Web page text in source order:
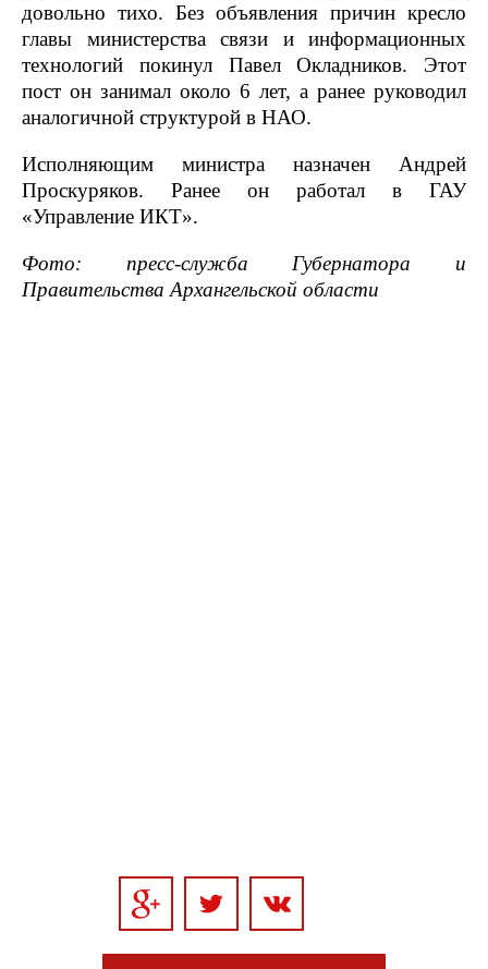
довольно тихо. Без объявления причин кресло
главы министерства связи и информационных
технологий покинул Павел Окладников. Этот
пост он занимал около 6 лет, а ранее руководил
аналогичной структурой в НАО.
Исполняющим министра назначен Андрей
Проскуряков. Ранее он работал в ГАУ
«Управление ИКТ».
Фото: пресс-служба Губернатора и
Правительства Архангельской области